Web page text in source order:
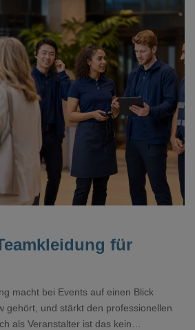
Loading...
für
macht bei Events auf einen Blick
gehört, und stärkt den professionellen
als Veranstalter ist das kein